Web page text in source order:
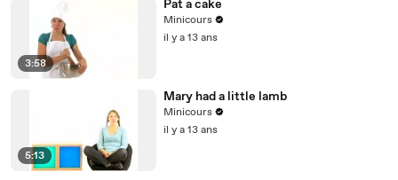
3:58
Pat a cake
Minicours
il y a 13 ans
5:13
Mary had a little lamb
Minicours
il y a 13 ans